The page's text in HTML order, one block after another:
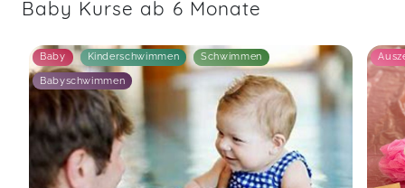
Baby Kurse ab 6 Monate
Baby Kinderschwimmen Schwimmen
Babyschwimmen